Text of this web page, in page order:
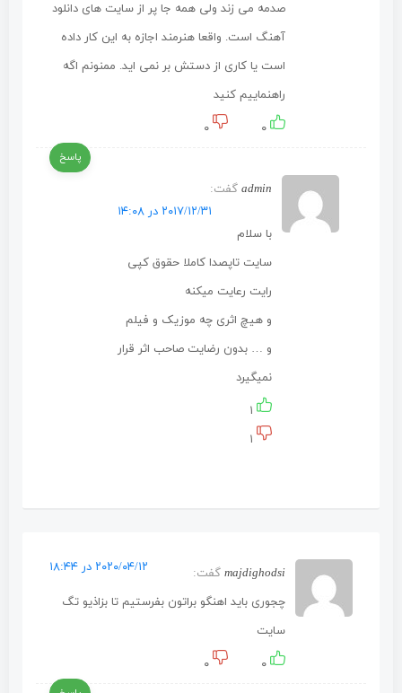
صدمه می زند ولی همه جا پر از سایت های دانلود
آهنگ است. واقعا هنرمند اجازه به این کار داده
است یا کاری از دستش بر نمی اید. ممنونم اگه
راهنماییم کنید
۰ ۰
پاسخ
admin گفت:
۲۰۱۷/۱۲/۳۱ در ۱۴:۰۸
با سلام
سایت تاپصدا کاملا حقوق کپی
رایت رعایت میکنه
و هیچ اثری چه موزیک و فیلم
و … بدون رضایت صاحب اثر قرار
نمیگیرد
۱
۱
majdighodsi گفت: ۲۰۲۰/۰۴/۱۲ در ۱۸:۴۴
چجوری باید اهنگو براتون بفرستیم تا بزاذیو تگ
سایت
۰ ۰